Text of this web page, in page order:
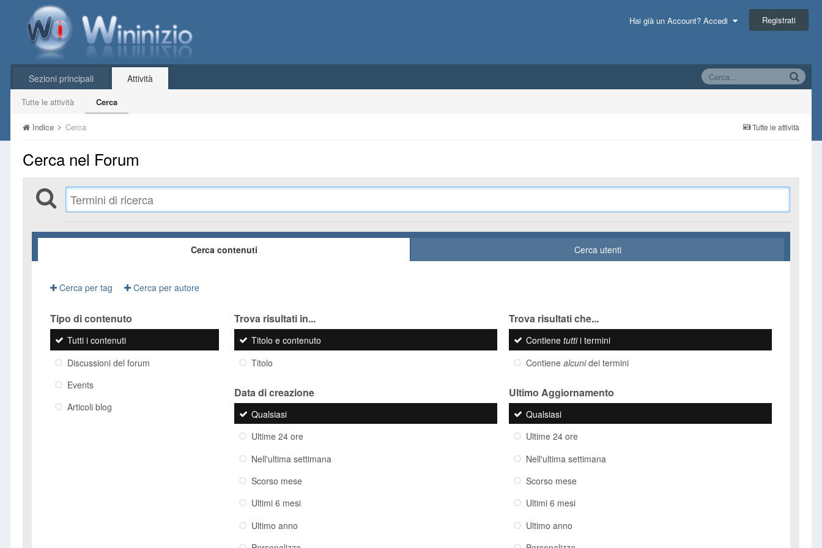
Hai già un Account? Accedi Registrati
Sezioni principali Attività
Tutte le attività Cerca
Tutte le attività
Indice Cerca
Cerca nel Forum
Cerca contenuti Cerca utenti
Cerca per tag Cerca per autore
Tipo di contenuto
Tutti i contenuti
Discussioni del forum
Events
Articoli blog
Trova risultati in...
Titolo e contenuto
Titolo
Trova risultati che...
Contiene tuttii termini
Contiene alcunidei termini
Data di creazione
Qualsiasi
Ultime 24 ore
Nell'ultima settimana
Scorso mese
Ultimi 6 mesi
Ultimo anno
Ultimo Aggiornamento
Qualsiasi
Ultime 24 ore
Nell'ultima settimana
Scorso mese
Ultimi 6 mesi
Ultimo anno